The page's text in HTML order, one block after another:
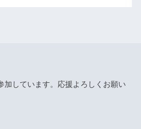
加しています。応援よろしくお願い